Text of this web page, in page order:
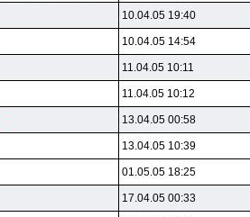
10.04.05 19:40
10.04.05 14:54
11.04.05 10:11
11.04.05 10:12
13.04.05 00:58
13.04.05 10:39
01.05.05 18:25
17.04.05 00:33